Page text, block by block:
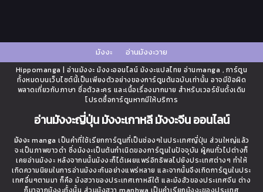
มังงะ อ่านมังงะวาย
Hippomanga | อ่านมังงะ มังงะออนไลน์ มังงะแปลไทย อ่านmanga , การ์ตูน
ทั้งหมดบนเว็บไซต์นี้เป็นเพียงตัวอย่างของการ์ตูนต้นฉบับเท่านั้น อาจมีข้อผิด
พลาดเกี่ยวกับภาษา ชื่อตัวละคร และเนื้อเรื่องมากมาย สำหรับเวอร์ชันดั้งเดิม
โปรดซื้อการ์ตูนหากมีให้บริการ
อ่านมังงะญี่ปุ่น มังงะเกาหลี มังงะจีน ออนไลน์
มังงะmanga เป็นคำที่ใช้เรียกการ์ตูนที่เป็นช่องๆในประเทศญี่ปุ่น ส่วนใหญ่แล้ว
จะเป็นภาพขาวดำ ซึ่งมังงะเป็นต้นกำเนิดของการ์ตูนในปัจจุบัน ผู้คนทั่วไปต่างก็
เคยอ่านมังงะ หลังจากนนั้นมังงะก็ได้เผยแพร่อิทธิพลไปยังประเทศต่างๆ ทำให้
เกิดความนิยมในการอ่านมังงะกันอย่างแพร่หลาย และจากนั้นจึงเกิดการ์ตูนในประ
เทศอื่นๆตามมา ก็คือ มังฮวาของประเทศเกาหลีใต้ และมังฮัวของประเทศจีน ต่าง